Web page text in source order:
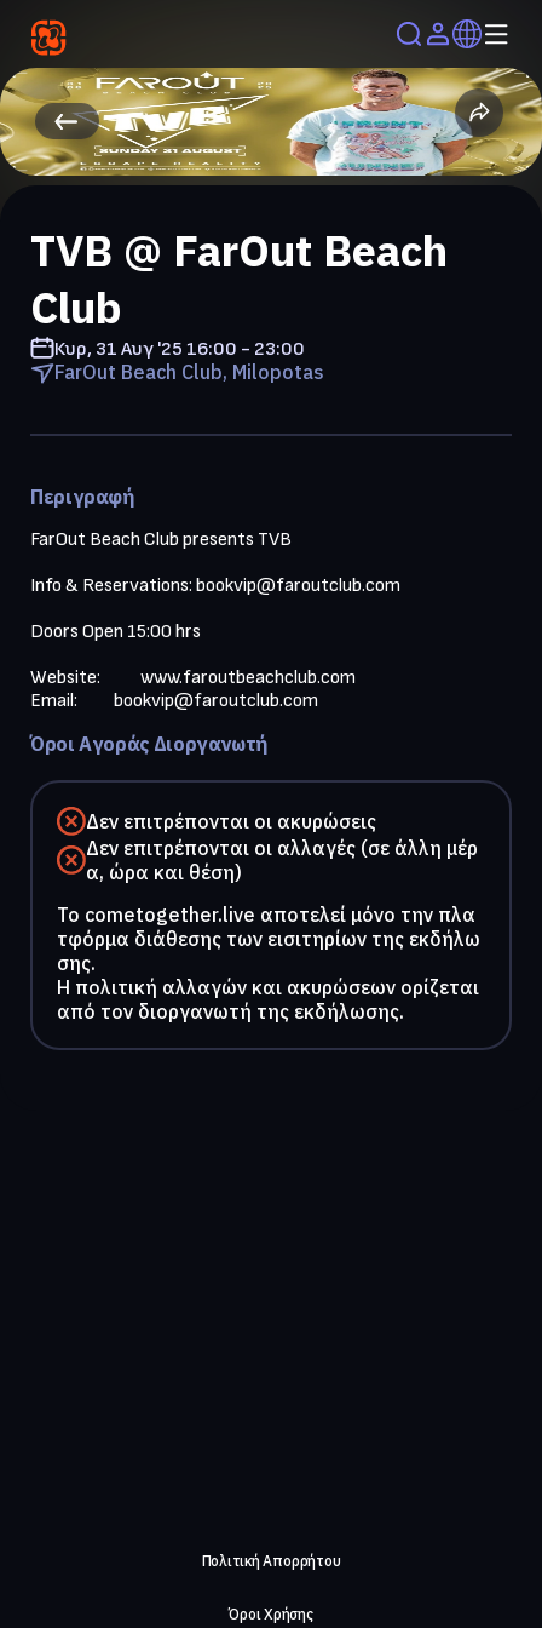
TVB @ FarOut Beach
Club
Κυρ, 31 Αυγ '25 16:00 - 23:00
FarOut Beach Club, Milopotas
Περιγραφή
FarOut Beach Club presents TVB
Info & Reservations: bookvip@faroutclub.com
Doors Open 15:00 hrs
Website: www.faroutbeachclub.com
Email: bookvip@faroutclub.com
Όροι Αγοράς Διοργανωτή
Δεν επιτρέπονται οι ακυρώσεις
Δεν επιτρέπονται οι αλλαγές (σε άλλη μέρ
α, ώρα και θέση)
To cometogether.live αποτελεί μόνο την πλα
τφόρμα διάθεσης των εισιτηρίων της εκδήλω
σης.
Η πολιτική αλλαγών και ακυρώσεων ορίζεται
από τον διοργανωτή της εκδήλωσης.
Πολιτική Απορρήτου
Όροι Χρήσης